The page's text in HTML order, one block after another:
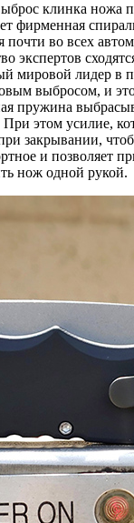
клинка ножа
фирменная
почти во всех
экспертов
мировой лидер в
выбросом, и
пружина
этом усилие,
закрывании,
и позволяет
нож одной рукой.